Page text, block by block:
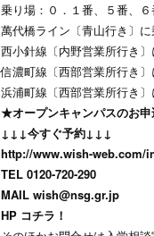
乗り場：０．１番、５番、
萬代橋ライン〔青山行き〕
西小針線〔内野営業所行き
信濃町線〔西部営業所行き
浜浦町線〔西部営業所行き
★オープンキャンパスのお申
↓↓↓今すぐ予約↓↓↓
http://www.wish-web.com/
TEL 0120-720-290
MAIL wish@nsg.gr.jp
HP コチラ！